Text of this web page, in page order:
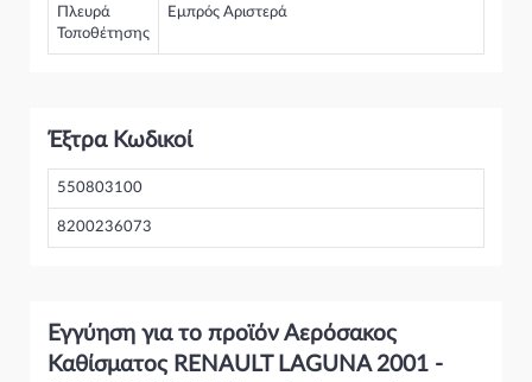
Πλευρά
Τοποθέτησης
Εμπρός Αριστερά
Έξτρα Κωδικοί
550803100
8200236073
Εγγύηση για το προϊόν Αερόσακος
Καθίσματος RENAULT LAGUNA 2001 -